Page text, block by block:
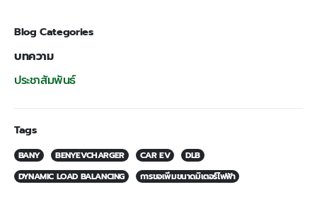
Blog Categories
บทความ
ประชาสัมพันธ์
Tags
BANY BENYEVCHARGER CAR EV
DLB
DYNAMIC LOAD BALANCING
การขอเพิ่มขนาดมิเตอร์ไฟฟ้า